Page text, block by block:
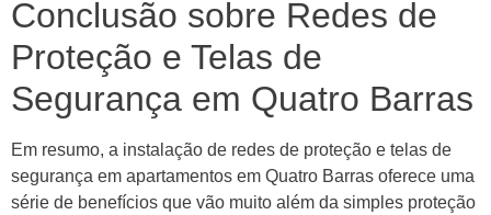
Conclusão sobre Redes de
Proteção e Telas de
Segurança em Quatro Barras
Em resumo, a instalação de redes de proteção e telas de
segurança em apartamentos em Quatro Barras oferece uma
série de benefícios que vão muito além da simples proteção